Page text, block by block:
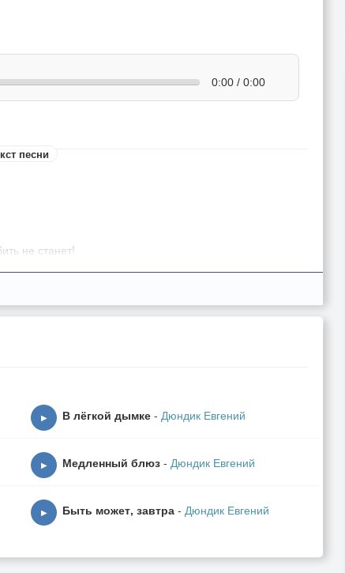
0:00 / 0:00
песни
не станет!
▶ В лёгкой дымке - Дюндик Евгений
▶ Медленный блюз - Дюндик Евгений
▶ Быть может, завтра - Дюндик Евгений